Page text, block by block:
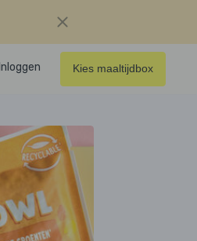
Inloggen Kies maaltijdbox